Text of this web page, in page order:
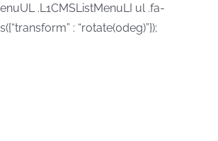
.L1CMSListMenuLI ul .fa-
: “rotate(0deg)”});